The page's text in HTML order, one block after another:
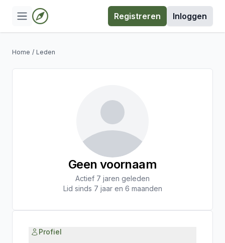
Registreren Inloggen
Home / Leden
Geen voornaam
Actief 7 jaren geleden
Lid sinds 7 jaar en 6 maanden
Profiel